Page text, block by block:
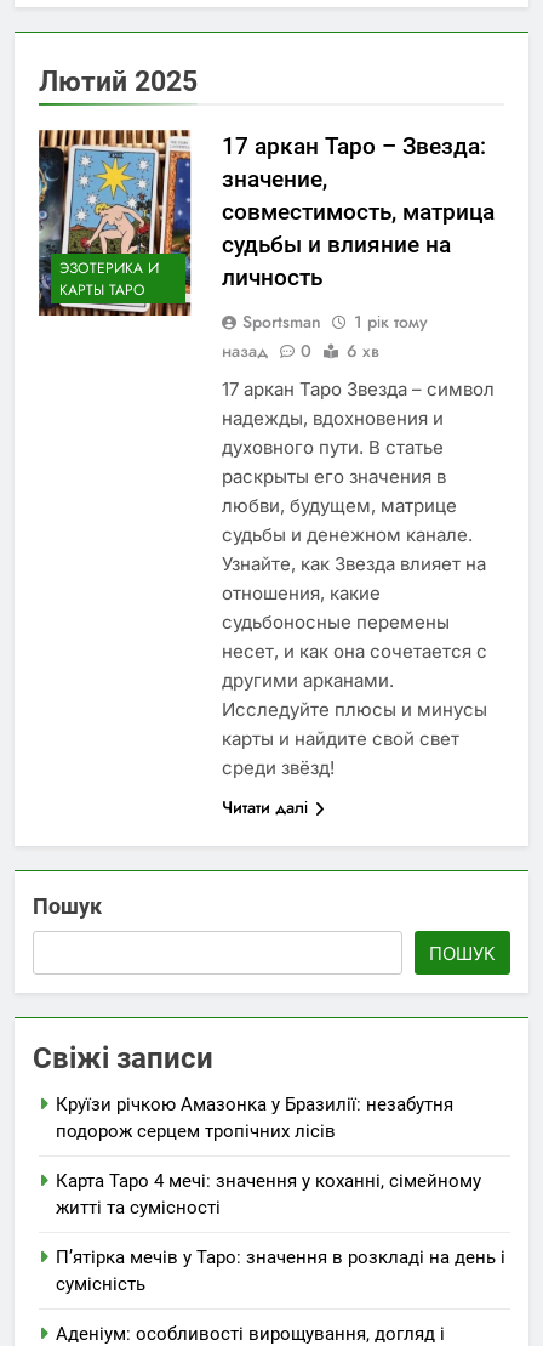
П’ятірка мечів у
Таро: значення в
вирощування,
догляд і безпека
3 Місяці Тому Назад
Георгіна:
походження назви,
історія та
особливості
5 Місяців Тому Назад
Відпочинок у Греції:
куди поїхати, що
краще планувати
подорож
Лютий 2025
ЭЗОТЕРИКА И
КАРТЫ ТАРО
17 аркан Таро – Звезда:
значение,
совместимость, матрица
судьбы и влияние на
личность
Sportsman
1 рік тому
назад
0 6 хв
17 аркан Таро Звезда – символ
надежды, вдохновения и
духовного пути. В статье
раскрыты его значения в
любви, будущем, матрице
судьбы и денежном канале.
Узнайте, как Звезда влияет на
отношения, какие
судьбоносные перемены
несет, и как она сочетается с
другими арканами.
Исследуйте плюсы и минусы
карты и найдите свой свет
среди звёзд!
Читати далі
Пошук
ПОШУК
Свіжі записи
Круїзи річкою Амазонка у Бразилії: незабутня
подорож серцем тропічних лісів
Карта Таро 4 мечі: значення у коханні, сімейному
житті та сумісності
П’ятірка мечів у Таро: значення в розкладі на день і
сумісність
Аденіум: особливості вирощування, догляд і